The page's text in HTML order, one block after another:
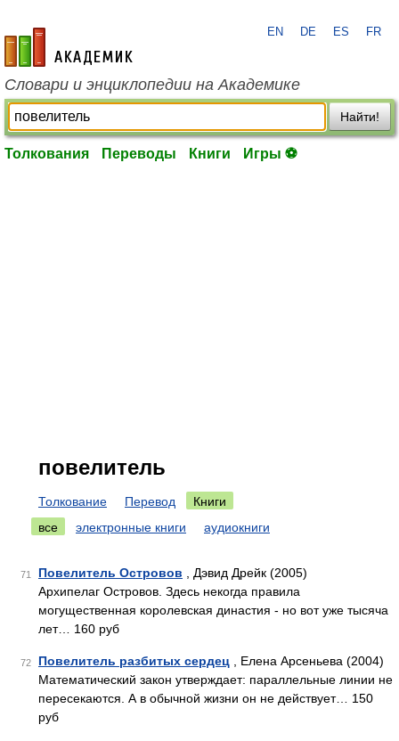
academic.ru
EN DE ES FR
Словари и энциклопедии на Академике
Найти!
Толкования Переводы Книги Игры ⚽
повелитель
Толкование Перевод
Книги
все
электронные книги аудиокниги
71 Повелитель Островов , Дэвид Дрейк (2005)
Архипелаг Островов. Здесь некогда правила
могущественная королевская династия - но вот уже тысяча
лет… 160 руб
72 Повелитель разбитых сердец , Елена Арсеньева (2004)
Математический закон утверждает: параллельные линии не
пересекаются. А в обычной жизни он не действует… 150
руб